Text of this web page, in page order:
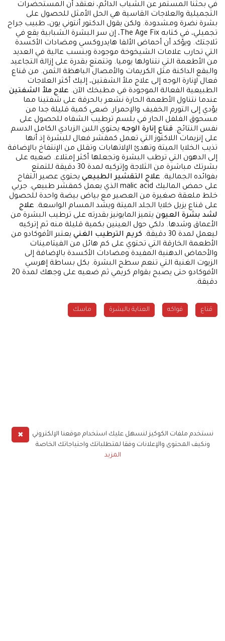
في بحثنا المستمر عن الشباب الدائم، نعتقد أن المستحضرات
التجميلية والعلاجات القاسية هي الحل الأمثل للحصول على
بشرة نضرة ومشدودة. ولكن يقول الدكتور أنتوني يون، طبيب جراح
تجميلي، في كتابه The Age Fix، إن سر البشرة الشبابية يقع في
ثلاجتك. ويؤكد أن أحماض الألفا هايدروكسي ومضادات الأكسدة
التي تحارب علامات الشيخوخة موجودة وبنسب عالية في العديد
من الأطعمة التي نتناولها يوميا. وتتمتع بقدرة على إزالة التجاعيد
والبقع الداكنة مثل الكريمات والأمصال الباهظة الثمن. من قناع
فعال لإنارة الوجه إلى علاج ملأ الشفتين، إليك أكثر العلاجات
الطبيعية الفعالة الموجودة في مطبخك الآن. علاج ملأ الشفتين
عندما نتناول الأطعمة الحارة نشعر بالحرقة على شفتينا مما
يؤدي إلى التورم الخفيف والإحمرار. ضعي كمية قليلة جدا من
مسحوق الفلفل الحار في بلسم ترطيب الشفاه للحصول على
نفس النتائج. قناع إنارة الوجه يحتوي اللبن الزبادي الكامل الدسم
على إنزيمات اللاكتوز التي تعمل كمقشر فعال للبشرة إذ أنها
تذيب الخلايا الميتة وتهدئ الإلاتهابات وتقلل من الإنتفاخ بالإضافة
إلى الدهون التي ترطب البشرة وتجعلها أكثر إمتلاء. ضعيه على
بشرتك مباشرة من الثلاجة وإتركيه لمدة 30 دقيقة للتمتع
بفوائده الجمالية. علاج التقشير الطبيعي يحتوي عصير التفاح
على حمض الماليك malic acid الذي يعمل كمقشر طبيعي. جربي
خلط ملعقة صغيرة من العصير مع بياض بيضة واحدة للحصول
على قناع يزيل خلايا الجلد الميتة ويشد المسام الواسعة. علاج
لشد بشرة العيون يتميز المايونيز بقدرته على ترطيب البشرة من
الأعماق وشدها. دلكي حول العينين بكمية قليلة منه ثم إتركيه
ليعمل لمدة 30 دقيقة.
كريم الترطيب الغني يعتبر الأفوكادو من
الأطعمة الخارقة التي تحتوي على كم هائل من الفيتامينات
والأحماض الدهنية المفيدة ومضادات الأكسدة بالإضافة إلى
الزيوت الغنية التي تنعم سطح البشرة. بكل بساطة إهرسي
الأفوكادو حتى يصبح بقوام كريمي ثم ضعيه على وجهك لمدة 20
دقيقة.
قناع فواكه العناية بالبشرة ماسك
✖
نستخدم ملفات الكوكيز لنسهل عليك استخدام موقعنا الإلكتروني
ونكيف المحتوى والإعلانات وفقا لمتطلباتك واحتياجاتك الخاصة
المزيد